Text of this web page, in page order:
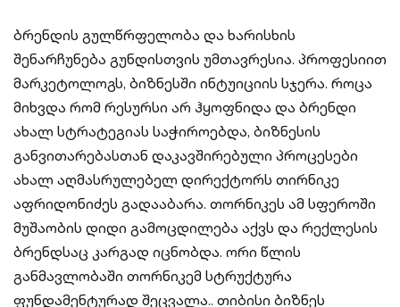
ბრენდის გულწრფელობა და ხარისხის
შენარჩუნება გუნდისთვის უმთავრესია. პროფესიით
მარკეტოლოგს, ბიზნესში ინტუიციის სჯერა. როცა
მიხვდა რომ რესურსი არ ჰყოფნიდა და ბრენდი
ახალ სტრატეგიას საჭიროებდა, ბიზნესის
განვითარებასთან დაკავშირებული პროცესები
ახალ აღმასრულებელ დირექტორს თირნიკე
აფრიდონიძეს გადააბარა. თორნიკეს ამ სფეროში
მუშაობის დიდი გამოცდილება აქვს და რექლესის
ბრენდსაც კარგად იცნობდა. ორი წლის
განმავლობაში თორნიკემ სტრუქტურა
ფუნდამენტურად შეცვალა.. თიბისი ბიზნეს